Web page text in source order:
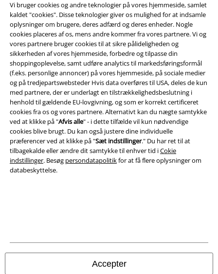
Vi bruger cookies og andre teknologier på vores hjemmeside, samlet
kaldet "cookies". Disse teknologier giver os mulighed for at indsamle
oplysninger om brugere, deres adfærd og deres enheder. Nogle
cookies placeres af os, mens andre kommer fra vores partnere. Vi og
vores partnere bruger cookies til at sikre pålideligheden og
sikkerheden af ​​vores hjemmeside, forbedre og tilpasse din
shoppingoplevelse, samt udføre analytics til markedsføringsformål
(f.eks. personlige annoncer) på vores hjemmeside, på sociale medier
og på tredjepartswebsteder Hvis data overføres til USA, deles de kun
med partnere, der er underlagt en tilstrækkelighedsbeslutning i
henhold til gældende EU-lovgivning, og som er korrekt certificeret
cookies fra os og vores partnere. Alternativt kan du nægte samtykke
ved at klikke på "Afvis alle" - i dette tilfælde vil kun nødvendige
cookies blive brugt. Du kan også justere dine individuelle
præferencer ved at klikke på "Sæt indstillinger." Du har ret til at
tilbagekalde eller ændre dit samtykke til enhver tid iCokie
indstillinger. Besøg persondatapolitikfor at få flere oplysninger om
databeskyttelse.
Accepter
Juridisk
Salgs-, medlems- & leveringsbetingelser
Om EMP Danmark
Persondatapolitik
Bortskaffelse af affald og miljøbeskyttelse
Overensstemmelseserklæring
Oplysninger om tilgængelighed